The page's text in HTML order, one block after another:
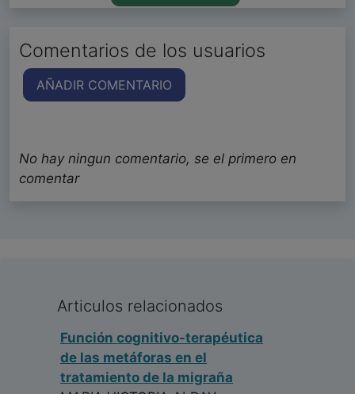
Comentarios de los usuarios
AÑADIR COMENTARIO
No hay ningun comentario, se el primero en
comentar
Articulos relacionados
Función cognitivo-terapéutica
de las metáforas en el
tratamiento de la migraña